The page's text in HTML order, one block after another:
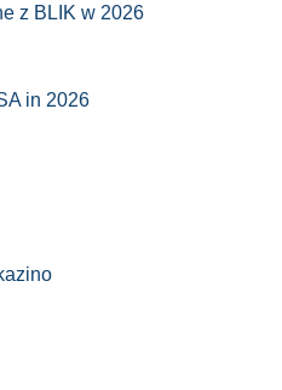
z BLIK w 2026
in 2026